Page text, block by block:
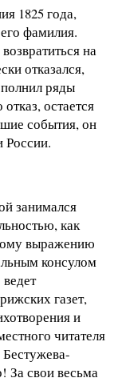
1825 года,
фамилия.
на
отказался,
ряды
остается
события, он
России.
занимался
как
выражению
консулом
газет,
и
читателя
За свои весьма